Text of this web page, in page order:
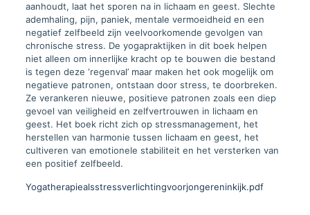
aanhoudt, laat het sporen na in lichaam en geest. Slechte
ademhaling, pijn, paniek, mentale vermoeidheid en een
negatief zelfbeeld zijn veelvoorkomende gevolgen van
chronische stress. De yogapraktijken in dit boek helpen
niet alleen om innerlijke kracht op te bouwen die bestand
is tegen deze ‘regenval’ maar maken het ook mogelijk om
negatieve patronen, ontstaan door stress, te doorbreken.
Ze verankeren nieuwe, positieve patronen zoals een diep
gevoel van veiligheid en zelfvertrouwen in lichaam en
geest. Het boek richt zich op stressmanagement, het
herstellen van harmonie tussen lichaam en geest, het
cultiveren van emotionele stabiliteit en het versterken van
een positief zelfbeeld.
Yogatherapiealsstressverlichtingvoorjongereninkijk.pdf